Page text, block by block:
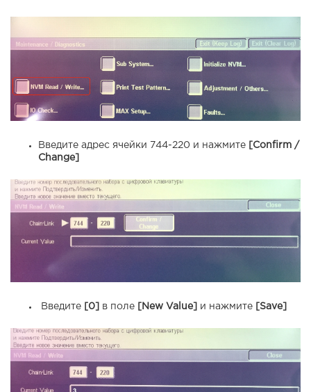
Введите адрес ячейки 744-220 и нажмите
[Confirm /
Change]
Введите [0] в поле [New Value] и нажмите [Save]